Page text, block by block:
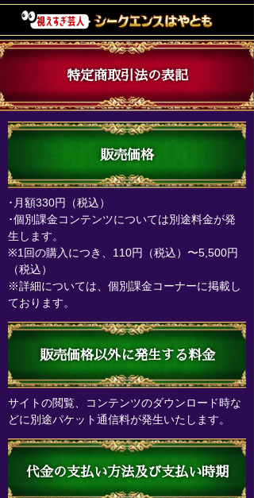
特定商取引法の表記
販売価格
･月額330円（税込）
･個別課金コンテンツについては別途料金が発
生します。
※1回の購入につき、110円（税込）〜5,500円
（税込）
※詳細については、個別課金コーナーに掲載し
ております。
販売価格以外に発生する料金
サイトの閲覧、コンテンツのダウンロード時な
どに別途パケット通信料が発生いたします。
代金の支払い方法及び支払い時期